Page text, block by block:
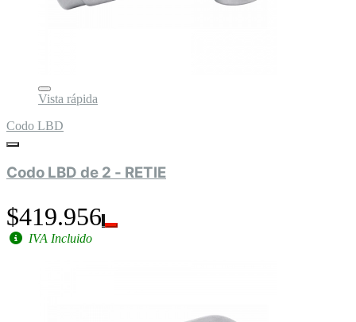
Vista rápida
Codo LBD
Codo LBD de 2 - RETIE
$419.956
IVA Incluido